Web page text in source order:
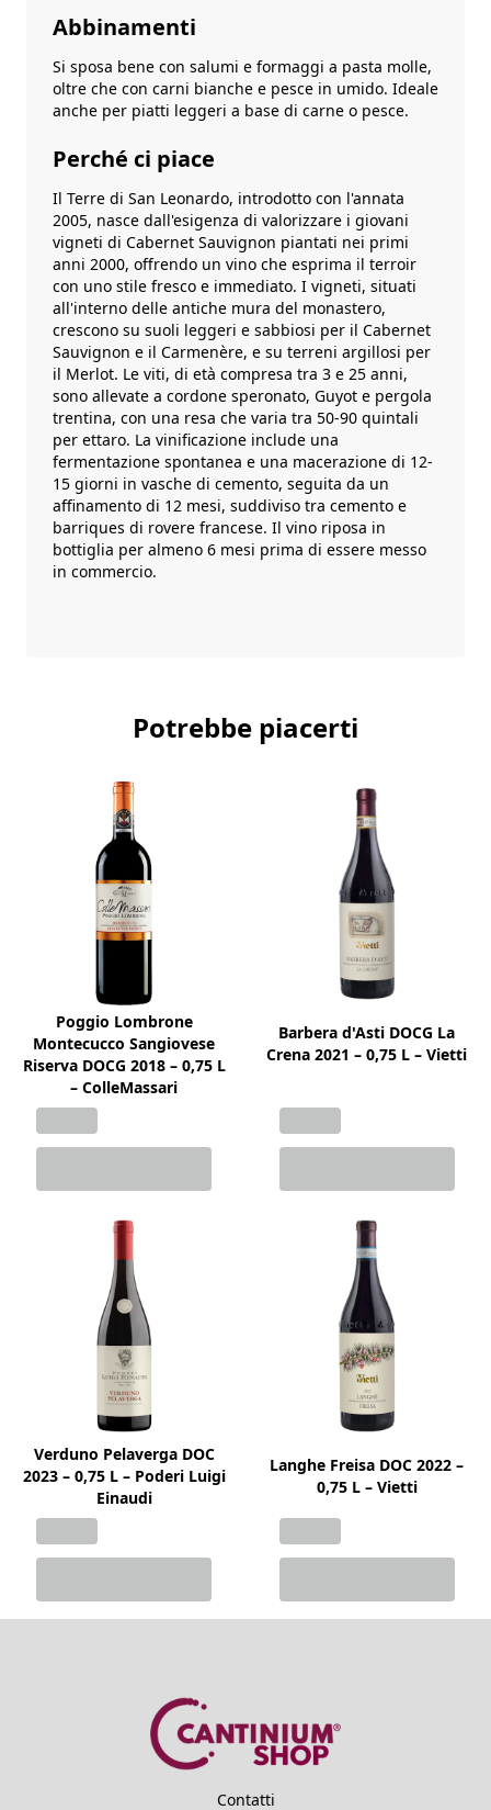
Abbinamenti
Si sposa bene con salumi e formaggi a pasta molle,
oltre che con carni bianche e pesce in umido. Ideale
anche per piatti leggeri a base di carne o pesce.
Perché ci piace
Il Terre di San Leonardo, introdotto con l'annata
2005, nasce dall'esigenza di valorizzare i giovani
vigneti di Cabernet Sauvignon piantati nei primi
anni 2000, offrendo un vino che esprima il terroir
con uno stile fresco e immediato. I vigneti, situati
all'interno delle antiche mura del monastero,
crescono su suoli leggeri e sabbiosi per il Cabernet
Sauvignon e il Carmenère, e su terreni argillosi per
il Merlot. Le viti, di età compresa tra 3 e 25 anni,
sono allevate a cordone speronato, Guyot e pergola
trentina, con una resa che varia tra 50-90 quintali
per ettaro. La vinificazione include una
fermentazione spontanea e una macerazione di 12-
15 giorni in vasche di cemento, seguita da un
affinamento di 12 mesi, suddiviso tra cemento e
barriques di rovere francese. Il vino riposa in
bottiglia per almeno 6 mesi prima di essere messo
in commercio.
Potrebbe piacerti
Poggio Lombrone
Montecucco Sangiovese
Riserva DOCG 2018 – 0,75 L
– ColleMassari
Barbera d'Asti DOCG La
Crena 2021 – 0,75 L – Vietti
Verduno Pelaverga DOC
2023 – 0,75 L – Poderi Luigi
Einaudi
Langhe Freisa DOC 2022 –
0,75 L – Vietti
Contatti